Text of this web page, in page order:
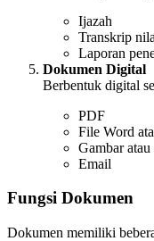
Ijazah
Transkrip
Laporan
Dokumen Digital
Berbentuk digital
PDF
File Word
Gambar
Email
Fungsi Dokumen
Dokumen memiliki